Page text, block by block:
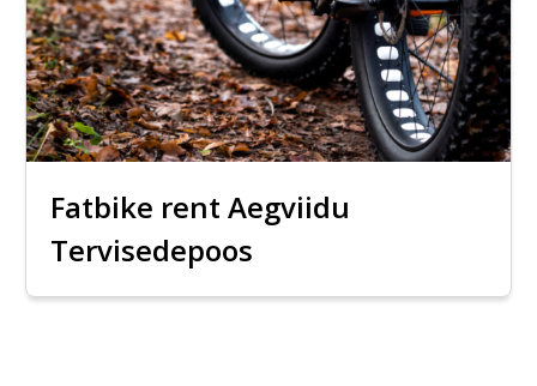
Fatbike rent Aegviidu
Tervisedepoos